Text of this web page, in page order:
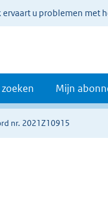
u problemen met
Mijn
nr. 2021Z10915